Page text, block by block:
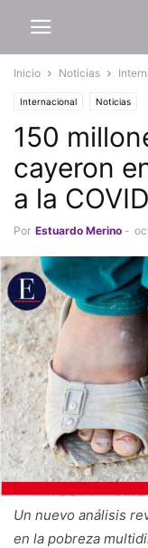
Inicio Noticias
Internacional Noticias
150
cayeron
a la
Por Estuardo Merino -
Un nuevo análisis
en la pobreza